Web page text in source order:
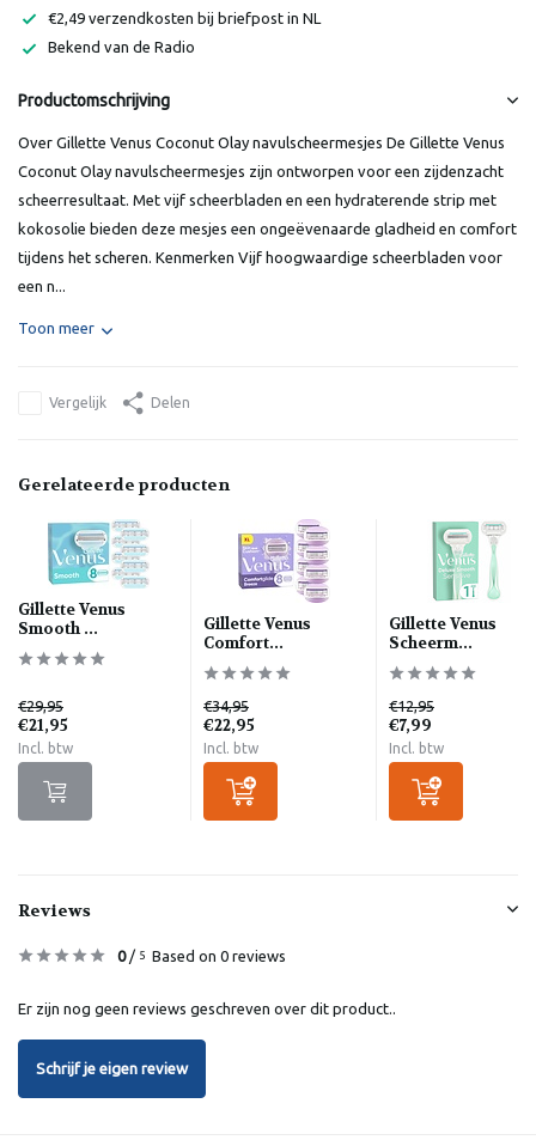
€2,49 verzendkosten bij briefpost in NL
Bekend van de Radio
Productomschrijving
Over Gillette Venus Coconut Olay navulscheermesjes De Gillette Venus
Coconut Olay navulscheermesjes zijn ontworpen voor een zijdenzacht
scheerresultaat. Met vijf scheerbladen en een hydraterende strip met
kokosolie bieden deze mesjes een ongeëvenaarde gladheid en comfort
tijdens het scheren. Kenmerken Vijf hoogwaardige scheerbladen voor
een n...
Toon meer
Vergelijk Delen
Gerelateerde producten
Gillette Venus
Smooth ...
€29,95
€21,95
Incl. btw
Gillette Venus
Comfort...
€34,95
€22,95
Incl. btw
Gillette Venus
Scheerm...
€12,95
€7,99
Incl. btw
Reviews
0/ 5 Based on 0 reviews
Er zijn nog geen reviews geschreven over dit product..
Schrijf je eigen review